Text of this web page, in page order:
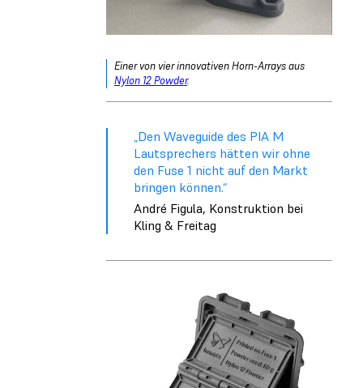
Einer von vier innovativen Horn-Arrays aus
Nylon 12Powder.
„Den Waveguide des PIA M
Lautsprechers hätten wir ohne
den Fuse 1 nicht auf den Markt
bringen können.“
André Figula, Konstruktion bei
Kling & Freitag